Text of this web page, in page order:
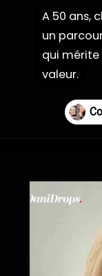
A 50 ans,
un
qui mérite
valeur.
A 50 ans,
un
qui mérite
valeur.